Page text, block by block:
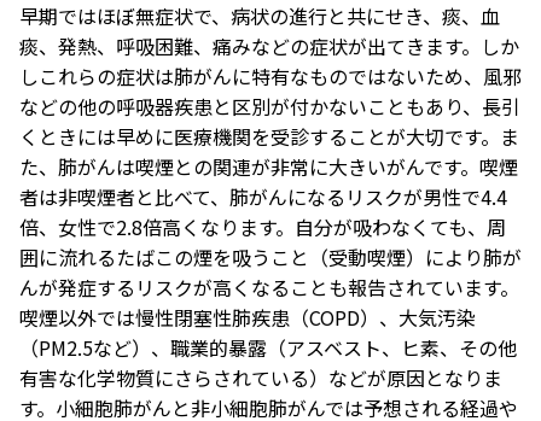
早期ではほぼ無症状で、病状の進行と共にせき、痰、血
痰、発熱、呼吸困難、痛みなどの症状が出てきます。しか
しこれらの症状は肺がんに特有なものではないため、風邪
などの他の呼吸器疾患と区別が付かないこともあり、長引
くときには早めに医療機関を受診することが大切です。ま
た、肺がんは喫煙との関連が非常に大きいがんです。喫煙
者は非喫煙者と比べて、肺がんになるリスクが男性で4.4
倍、女性で2.8倍高くなります。自分が吸わなくても、周
囲に流れるたばこの煙を吸うこと（受動喫煙）により肺が
んが発症するリスクが高くなることも報告されています。
喫煙以外では慢性閉塞性肺疾患（COPD）、大気汚染
（PM2.5など）、職業的暴露（アスベスト、ヒ素、その他
有害な化学物質にさらされている）などが原因となりま
す。小細胞肺がんと非小細胞肺がんでは予想される経過や